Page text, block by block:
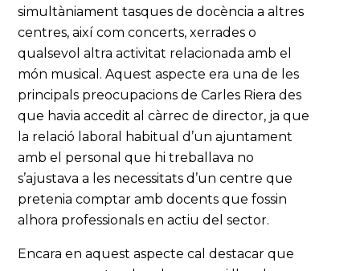
simultàniament tasques de docència a altres
centres, així com concerts, xerrades o
qualsevol altra activitat relacionada amb el
món musical. Aquest aspecte era una de les
principals preocupacions de Carles Riera des
que havia accedit al càrrec de director, ja que
la relació laboral habitual d’un ajuntament
amb el personal que hi treballava no
s’ajustava a les necessitats d’un centre que
pretenia comptar amb docents que fossin
alhora professionals en actiu del sector.
Encara en aquest aspecte cal destacar que